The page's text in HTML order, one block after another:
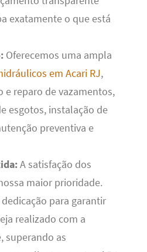
exatamente o que está
Oferecemos uma ampla
em Acari RJ,
e reparo de vazamentos,
esgotos, instalação de
preventiva e
A satisfação dos
maior prioridade.
para garantir
realizado com a
superando as